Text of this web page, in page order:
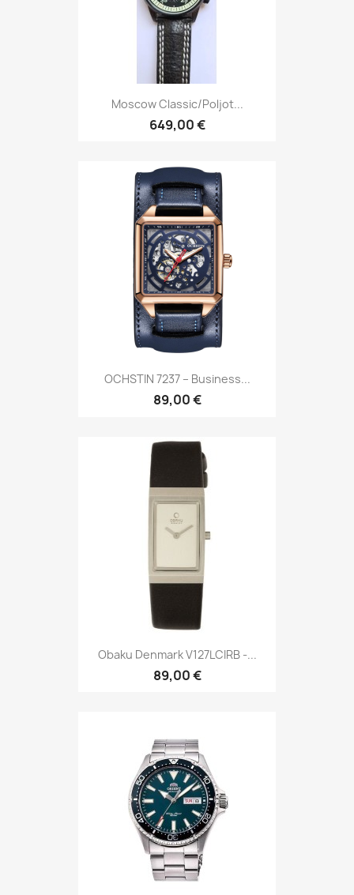
Moscow Classic/Poljot...
649,00 €
OCHSTIN 7237 – Business...
89,00 €
Obaku Denmark V127LCIRB -...
89,00 €